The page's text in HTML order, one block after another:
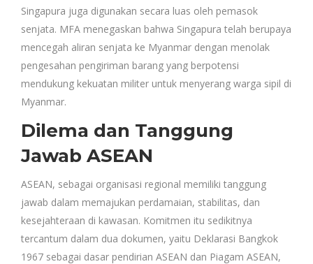
Singapura juga digunakan secara luas oleh pemasok
senjata. MFA menegaskan bahwa Singapura telah berupaya
mencegah aliran senjata ke Myanmar dengan menolak
pengesahan pengiriman barang yang berpotensi
mendukung kekuatan militer untuk menyerang warga sipil di
Myanmar.
Dilema dan Tanggung
Jawab ASEAN
ASEAN, sebagai organisasi regional memiliki tanggung
jawab dalam memajukan perdamaian, stabilitas, dan
kesejahteraan di kawasan. Komitmen itu sedikitnya
tercantum dalam dua dokumen, yaitu Deklarasi Bangkok
1967 sebagai dasar pendirian ASEAN dan Piagam ASEAN,